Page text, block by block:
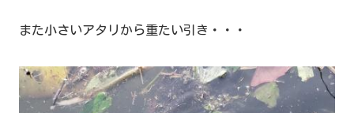
また小さいアタリから重たい引き・・・